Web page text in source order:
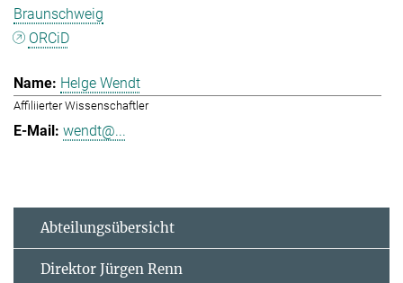
Braunschweig
ORCiD
Helge Wendt
Affiliierter Wissenschaftler
wendt@...
Abteilungsübersicht
Direktor Jürgen Renn